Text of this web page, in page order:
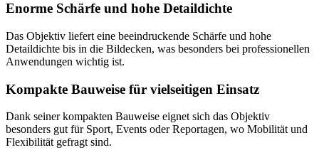
Enorme Schärfe und hohe Detaildichte
Das Objektiv liefert eine beeindruckende Schärfe und hohe
Detaildichte bis in die Bildecken, was besonders bei professionellen
Anwendungen wichtig ist.
Kompakte Bauweise für vielseitigen Einsatz
Dank seiner kompakten Bauweise eignet sich das Objektiv
besonders gut für Sport, Events oder Reportagen, wo Mobilität und
Flexibilität gefragt sind.